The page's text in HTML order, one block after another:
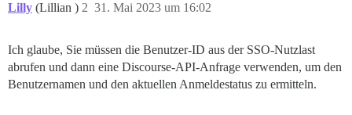
Lilly (Lillian ) 31. Mai 2023 um 16:02
2
Ich glaube, Sie müssen die Benutzer-ID aus der SSO-Nutzlast
abrufen und dann eine Discourse-API-Anfrage verwenden, um den
Benutzernamen und den aktuellen Anmeldestatus zu ermitteln.